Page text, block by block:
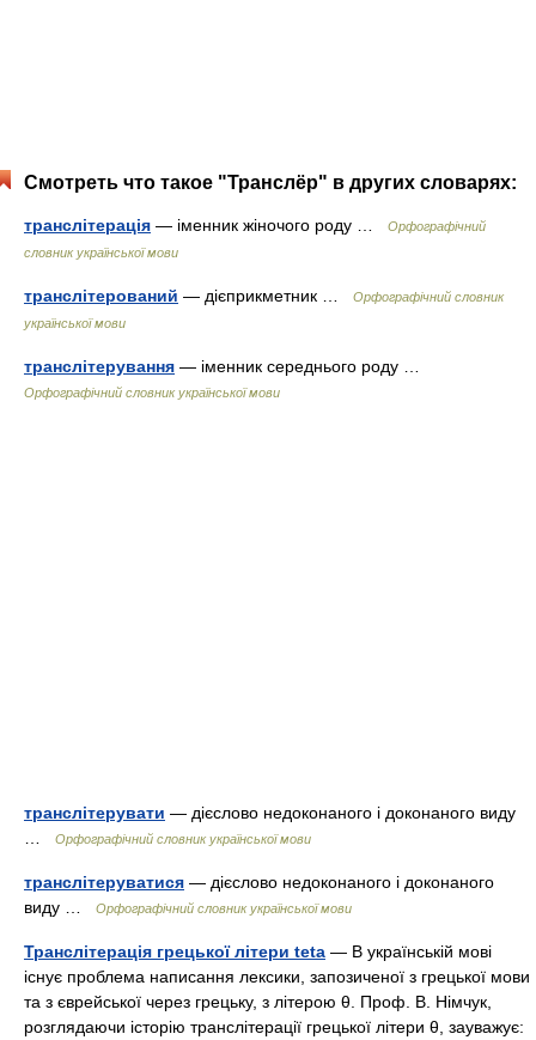
Смотреть что такое "Транслёр" в других словарях:
транслітерація — іменник жіночого роду …
Орфографічний
словник української мови
транслітерований — дієприкметник …
Орфографічний словник
української мови
транслітерування — іменник середнього роду …
Орфографічний словник української мови
транслітерувати — дієслово недоконаного і доконаного виду
Орфографічний словник української мови
транслітеруватися — дієслово недоконаного і доконаного
виду …
Орфографічний словник української мови
Транслітерація грецької літери teta — В українській мові
існує проблема написання лексики, запозиченої з грецької мови
та з єврейської через грецьку, з літерою θ. Проф. В. Німчук,
розглядаючи історію транслітерації грецької літери θ, зауважує: